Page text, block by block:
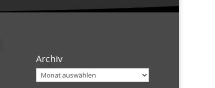
Archiv
Archiv